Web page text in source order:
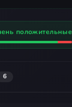
положительные
6